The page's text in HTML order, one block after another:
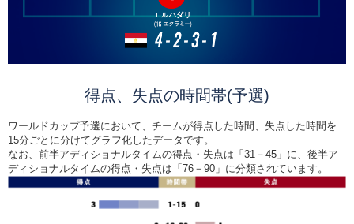
得点、失点の時間帯(予選)
ワールドカップ予選において、チームが得点した時間、失点した時間を
15分ごとに分けてグラフ化したデータです。
なお、前半アディショナルタイムの得点・失点は「31－45」に、後半ア
ディショナルタイムの得点・失点は「76－90」に分類されています。